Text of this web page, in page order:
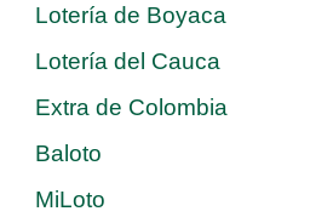
Lotería de Boyaca
Lotería del Cauca
Extra de Colombia
Baloto
MiLoto